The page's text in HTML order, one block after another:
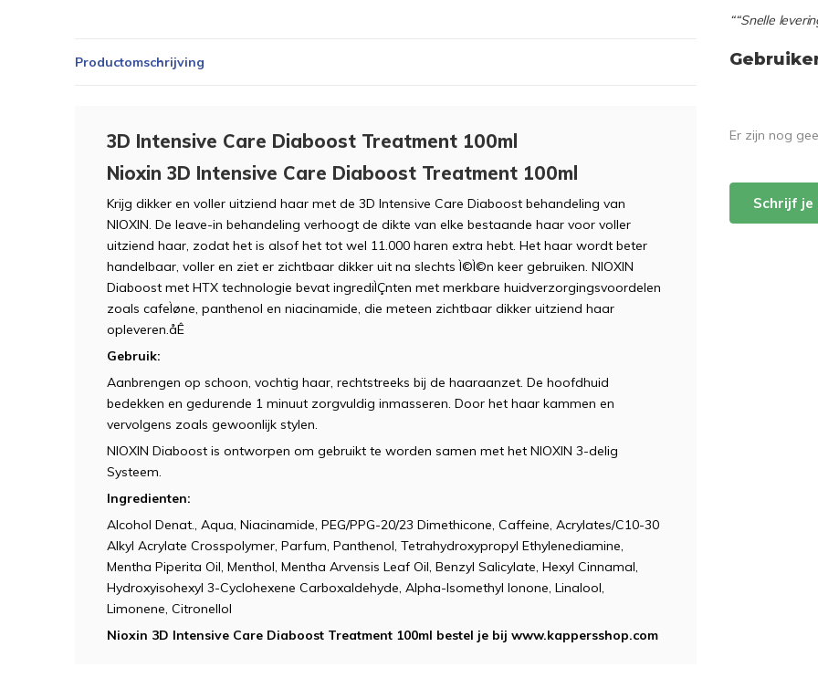
““Snelle
Productomschrijving
3D Intensive Care Diaboost Treatment 100ml
Nioxin 3D Intensive Care Diaboost Treatment 100ml
Krijg dikker en voller uitziend haar met de 3D Intensive Care Diaboost behandeling van
NIOXIN. De leave-in behandeling verhoogt de dikte van elke bestaande haar voor voller
uitziend haar, zodat het is alsof het tot wel 11.000 haren extra hebt. Het haar wordt beter
handelbaar, voller en ziet er zichtbaar dikker uit na slechts Ì©Ì©n keer gebruiken. NIOXIN
Diaboost met HTX technologie bevat ingrediÌÇnten met merkbare huidverzorgingsvoordelen
zoals cafeÌøne, panthenol en niacinamide, die meteen zichtbaar dikker uitziend haar
opleveren.åÊ
Gebruik:
Aanbrengen op schoon, vochtig haar, rechtstreeks bij de haaraanzet. De hoofdhuid
bedekken en gedurende 1 minuut zorgvuldig inmasseren. Door het haar kammen en
vervolgens zoals gewoonlijk stylen.
NIOXIN Diaboost is ontworpen om gebruikt te worden samen met het NIOXIN 3-delig
Systeem.
Ingredienten:
Alcohol Denat., Aqua, Niacinamide, PEG/PPG-20/23 Dimethicone, Caffeine, Acrylates/C10-30
Alkyl Acrylate Crosspolymer, Parfum, Panthenol, Tetrahydroxypropyl Ethylenediamine,
Mentha Piperita Oil, Menthol, Mentha Arvensis Leaf Oil, Benzyl Salicylate, Hexyl Cinnamal,
Hydroxyisohexyl 3-Cyclohexene Carboxaldehyde, Alpha-Isomethyl Ionone, Linalool,
Limonene, Citronellol
Nioxin 3D Intensive Care Diaboost Treatment 100ml bestel je bij www.kappersshop.com
Er zijn nog
Schrijf